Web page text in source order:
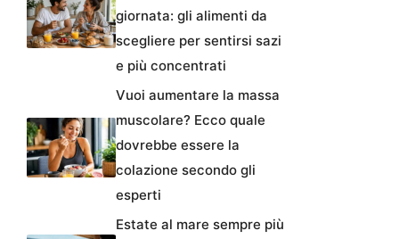
giornata: gli alimenti da
scegliere per sentirsi sazi
e più concentrati
Vuoi aumentare la massa
muscolare? Ecco quale
dovrebbe essere la
colazione secondo gli
esperti
Estate al mare sempre più